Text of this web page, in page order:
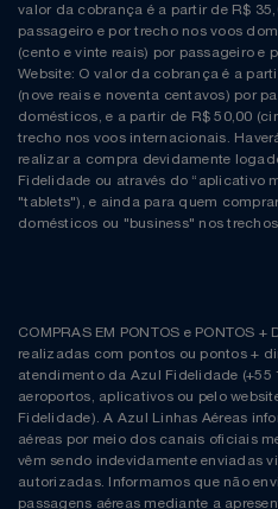
valor da cobrança é a partir de R$
passageiro e por trecho nos voos
(cento e vinte reais) por passageiro e
Website: O valor da cobrança é a
(nove reais e noventa centavos) por
domésticos, e a partir de R$ 50,00
trecho nos voos internacionais.
realizar a compra devidamente
Fidelidade ou através do “aplicativo
"tablets"), e ainda para quem
domésticos ou "business" nos
COMPRAS EM PONTOS e PONTOS
realizadas com pontos ou pontos +
atendimento da Azul Fidelidade (+55
aeroportos, aplicativos ou pelo
Fidelidade). A Azul Linhas Aéreas
aéreas por meio dos canais oficiais
vêm sendo indevidamente enviadas
autorizadas. Informamos que não
passagens aéreas mediante a